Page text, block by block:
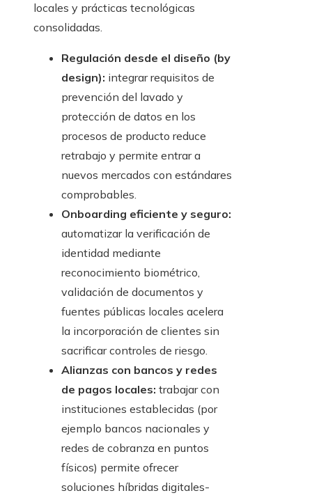
locales y prácticas tecnológicas
consolidadas.
Regulación desde el diseño (by
design): integrar requisitos de
prevención del lavado y
protección de datos en los
procesos de producto reduce
retrabajo y permite entrar a
nuevos mercados con estándares
comprobables.
Onboarding eficiente y seguro:
automatizar la verificación de
identidad mediante
reconocimiento biométrico,
validación de documentos y
fuentes públicas locales acelera
la incorporación de clientes sin
sacrificar controles de riesgo.
Alianzas con bancos y redes
de pagos locales: trabajar con
instituciones establecidas (por
ejemplo bancos nacionales y
redes de cobranza en puntos
físicos) permite ofrecer
soluciones híbridas digitales-